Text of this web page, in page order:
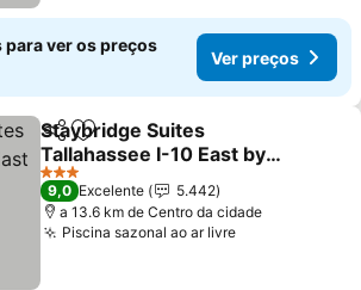
para ver os preços
Ver preços
PartilharAdicionar aos favoritos
Staybridge Suites
Tallahassee I-10 East by
IHG
Ver preços
3 Estrelas
9,0 Excelente
5.442
a 13.6 km de Centro da cidade
Piscina sazonal ao ar livreVer preços